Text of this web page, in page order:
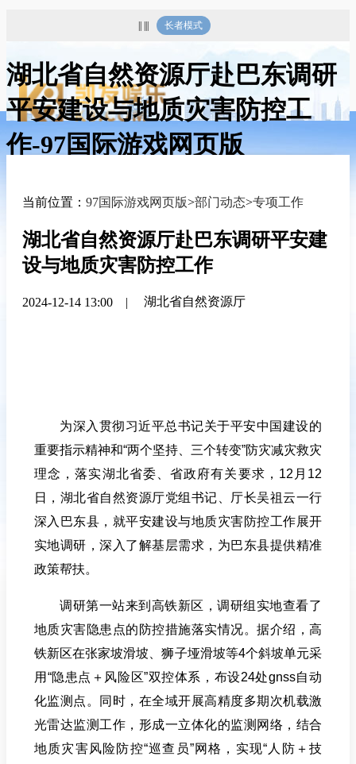
长者模式
湖北省自然资源厅赴巴东调研
平安建设与地质灾害防控工
作-97国际游戏网页版
当前位置： 97国际游戏网页版>部门动态>专项工作
湖北省自然资源厅赴巴东调研平安建
设与地质灾害防控工作
2024-12-14 13:00 | 湖北省自然资源厅
为深入贯彻习近平总书记关于平安中国建设的
重要指示精神和“两个坚持、三个转变”防灾减灾救灾
理念，落实湖北省委、省政府有关要求，12月12
日，湖北省自然资源厅党组书记、厅长吴祖云一行
深入巴东县，就平安建设与地质灾害防控工作展开
实地调研，深入了解基层需求，为巴东县提供精准
政策帮扶。
调研第一站来到高铁新区，调研组实地查看了
地质灾害隐患点的防控措施落实情况。据介绍，高
铁新区在张家坡滑坡、狮子垭滑坡等4个斜坡单元采
用“隐患点＋风险区”双控体系，布设24处gnss自动
化监测点。同时，在全域开展高精度多期次机载激
光雷达监测工作，形成一立体化的监测网络，结合
地质灾害风险防控“巡查员”网格，实现“人防＋技